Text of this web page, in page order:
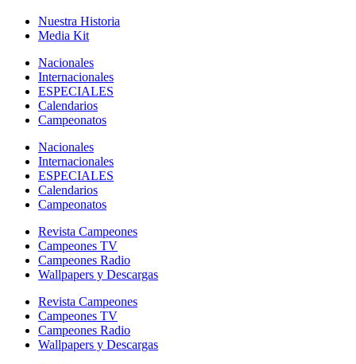
Nuestra Historia
Media Kit
Nacionales
Internacionales
ESPECIALES
Calendarios
Campeonatos
Nacionales
Internacionales
ESPECIALES
Calendarios
Campeonatos
Revista Campeones
Campeones TV
Campeones Radio
Wallpapers y Descargas
Revista Campeones
Campeones TV
Campeones Radio
Wallpapers y Descargas